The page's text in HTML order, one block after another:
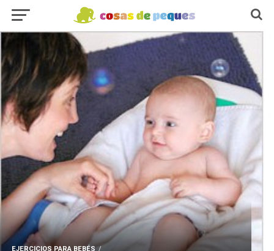
EJERCICIOS PARA BEBÉS